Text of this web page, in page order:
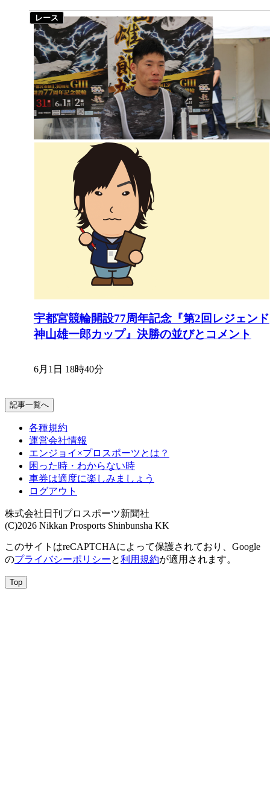
宇都宮競輪開設77周年記念『第2回レジェンド
神山雄一郎カップ』決勝の並びとコメント
6月1日 18時40分
記事一覧へ
各種規約
運営会社情報
エンジョイ×プロスポーツとは？
困った時・わからない時
車券は適度に楽しみましょう
ログアウト
株式会社日刊プロスポーツ新聞社
(C)2026 Nikkan Prosports Shinbunsha KK
このサイトはreCAPTCHAによって保護されており、Google
のプライバシーポリシーと利用規約が適用されます。
Top